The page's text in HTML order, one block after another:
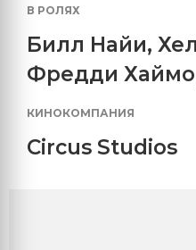
В РОЛЯХ
Билл Найи,
Фредди
КИНОКОМПАНИЯ
Circus Studios